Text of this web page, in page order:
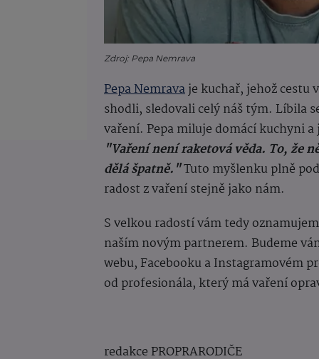
Zdroj: Pepa Nemrava
Pepa Nemravaje kuchař, jehož cestu
shodli, sledovali celý náš tým. Líbila
vaření. Pepa miluje domácí kuchyni
"Vaření není raketová věda. To, že
dělá špatně."Tuto myšlenku plně
radost z vaření stejně jako nám.
S velkou radostí vám tedy
naším novým partnerem. Budeme
webu, Facebooku a Instagramovém
od profesionála, který má vaření
redakce PROPRARODIČE